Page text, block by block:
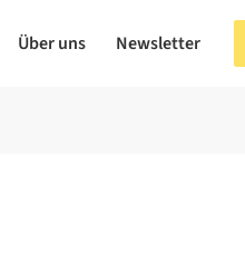
Über uns Newsletter